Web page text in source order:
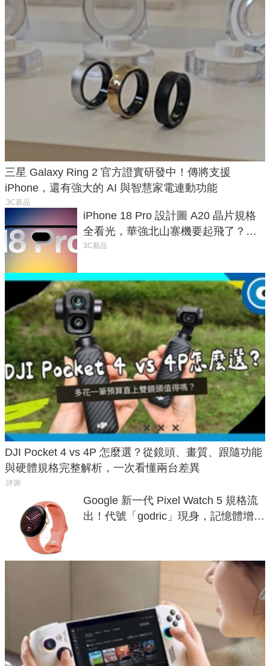
三星 Galaxy Ring 2 官方證實研發中！傳將支援
iPhone，還有強大的 AI 與智慧家電連動功能
3C新品
iPhone 18 Pro 設計圖 A20 晶片規格
全看光，華強北山寨機要起飛了？專
家曝山寨機無法復刻兩大關鍵
3C新品
DJI Pocket 4 vs 4P 怎麼選？從鏡頭、畫質、跟隨功能
與硬體規格完整解析，一次看懂兩台差異
評測
Google 新一代 Pixel Watch 5 規格流
出！代號「godric」現身，記憶體增強